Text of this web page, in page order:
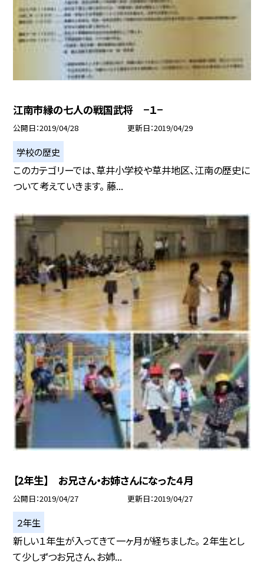
江南市縁の七人の戦国武将 −１−
公開日 2019/04/28 更新日 2019/04/29
学校の歴史
このカテゴリーでは、草井小学校や草井地区、江南の歴史に
ついて考えていきます。 藤...
【2年生】 お兄さん・お姉さんになった４月
公開日 2019/04/27 更新日 2019/04/27
２年生
新しい１年生が入ってきて一ヶ月が経ちました。 ２年生とし
て少しずつお兄さん、お姉...